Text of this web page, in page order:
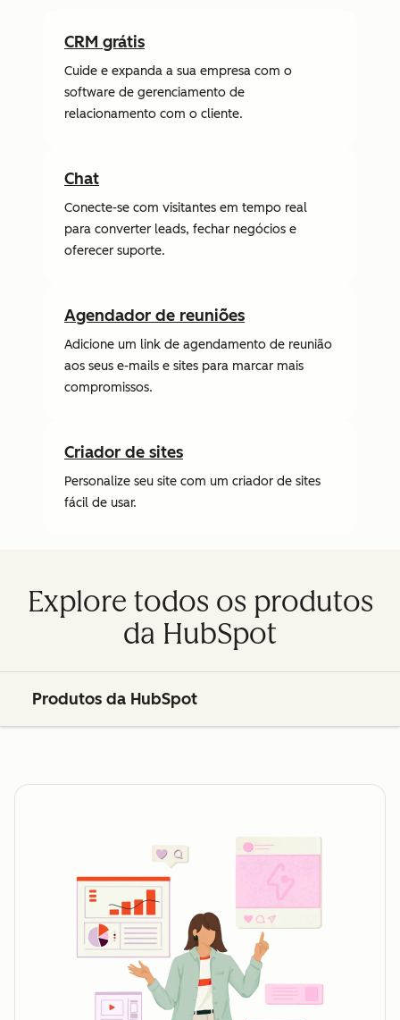
CRM grátis
Cuide e expanda a sua empresa com o
software de gerenciamento de
relacionamento com o cliente.
Chat
Conecte-se com visitantes em tempo real
para converter leads, fechar negócios e
oferecer suporte.
Agendador de reuniões
Adicione um link de agendamento de reunião
aos seus e-mails e sites para marcar mais
compromissos.
Criador de sites
Personalize seu site com um criador de sites
fácil de usar.
Explore todos os produtos
da HubSpot
Produtos da HubSpot